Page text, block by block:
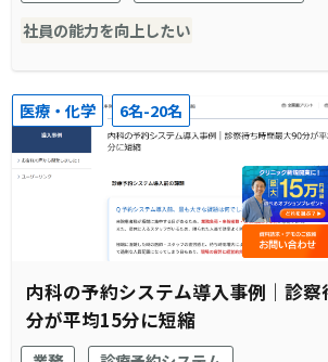
社員の能力を向上したい
医療・化学 6名-20名
内科の予約システム導入事例｜診
分が平均15分に短縮